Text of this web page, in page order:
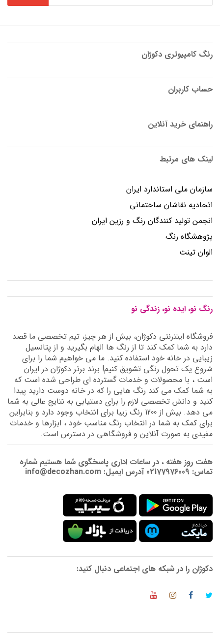
رنگ کامپیوتری دکوژان
حساب کاربران
راهنمای خرید آنلاین
لینک های مرتبط
سازمان ملی استاندارد ایران
اتحادیه نقاشان ساختمانی
انجمن توليد كنندگان رنگ و رزين ايران
پژوهشگاه رنگ
الوان تینت
رنگ نو، ایده نو، زندگی نو
فروشگاه اینترنتی دکوژان، بیش از هر چیز، تیم تخصصی ما قصد
دارد به شما کمک کند تا از رنگ ها الهام بگیرید و از پتانسیل
زیبایی در خانه خود استفاده کنید. ما می خواهیم شما را برای
شروع یک تحول رنگی تشویق کنیم! برند برتر دکوژان در ایران
است ، با محصولات و خدمات گسترده ای طراحی شده است که
به شما کمک می کند رنگ هایی را که در خانه دوست دارید پیدا
کنید و دانش تخصصی لازم را برای دستیابی به نتایج عالی به شما
می دهد. بیش از 1200 رنگ زیبا برای انتخاب وجود دارد و بنابراین
برای کمک به شما در انتخاب رنگ مناسب خود ، ابزارها و خدمات
مفیدی به صورت آنلاین و فروشگاهی در دسترس است.
هفت روز هفته ، در ساعات اداری پاسخگوی شما هستیم شماره
تماس: 02177976009 آدرس ایمیل: info@decozhan.com
دکوژان را در شبکه های اجتماعی دنبال کنید: